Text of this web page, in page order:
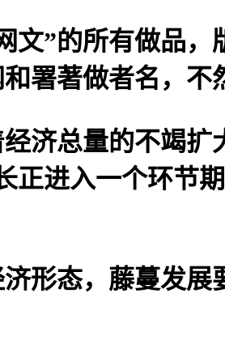
”的所有做品，
署著做者名，不
总量的不竭扩
正进入一个环节
态，藤蔓发展